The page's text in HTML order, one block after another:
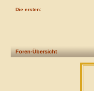
Die ersten:
Foren-Übersicht